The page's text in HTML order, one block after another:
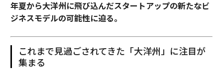
年夏から大洋州に飛び込んだスタートアップの新たなビ
ジネスモデルの可能性に迫る。
これまで見過ごされてきた「大洋州」に注目が
集まる